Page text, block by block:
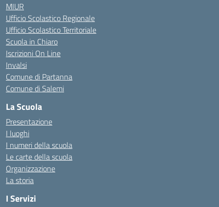
MIUR
Ufficio Scolastico Regionale
Ufficio Scolastico Territoriale
Scuola in Chiaro
Iscrizioni On Line
Invalsi
Comune di Partanna
Comune di Salemi
La Scuola
Presentazione
I luoghi
I numeri della scuola
Le carte della scuola
Organizzazione
La storia
I Servizi